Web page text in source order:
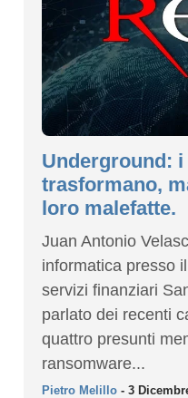
Underground:
trasformano,
loro malefatte.
Juan Antonio
informatica presso
servizi finanziari
parlato dei recenti
quattro presunti
ransomware...
Pietro Melillo- 3